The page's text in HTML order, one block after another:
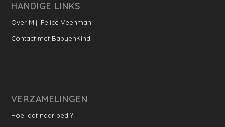
HANDIGE LINKS
Over Mij: Felice Veenman
Contact met BabyenKind
VERZAMELINGEN
Hoe laat naar bed ?